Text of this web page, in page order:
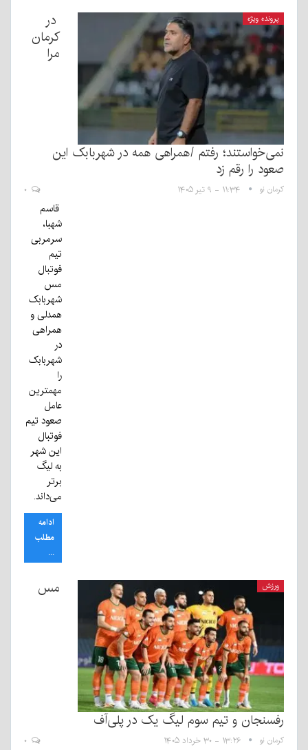
پرونده ویژه
در
کرمان
مرا
نمی‌خواستند؛ رفتم /همراهی همه در شهربابک این
صعود را رقم زد
کرمان نو ۱۱:۳۴ - ۹ تیر ۱۴۰۵
قاسم
شهبا،
سرمربی
تیم
فوتبال
مس
شهربابک
همدلی و
همراهی
در
شهربابک
را
مهمترین
عامل
صعود تیم
فوتبال
این شهر
به لیگ
برتر
می‌داند.
ادامه
مطلب
...
ورزش مس
رفسنجان و تیم سوم لیگ یک در پلی‌آف
کرمان نو ۱۳:۲۶ - ۳۰ خرداد ۱۴۰۵